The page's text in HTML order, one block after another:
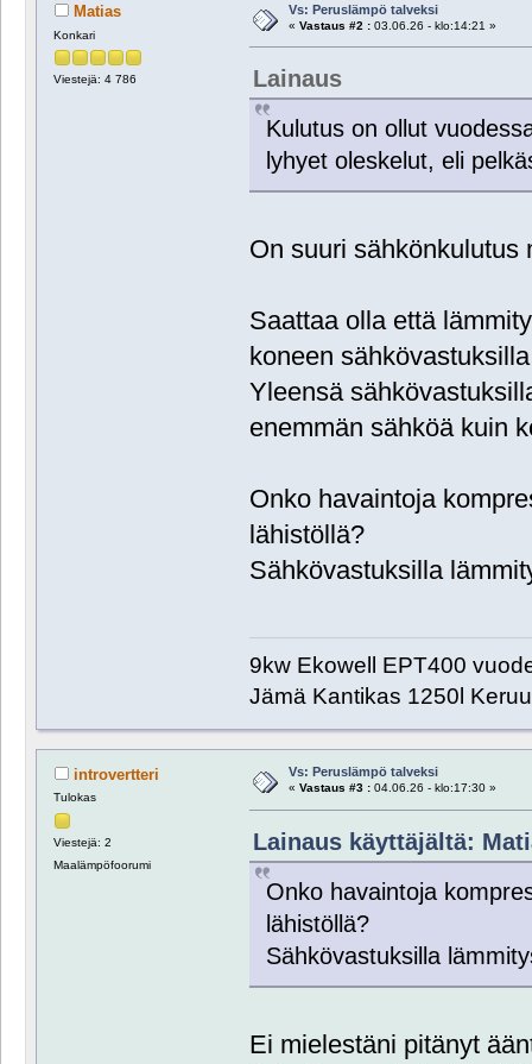
Matias
Konkari
Viestejä: 4 786
Vs: Peruslämpö talveksi
« Vastaus #2 :03.06.26 - klo:14:21 »
Lainaus
Kulutus on ollut
lyhyet oleskelut, eli
On suuri sähkönkulutus
Saattaa olla että
koneen
Yleensä
enemmän sähköä kuin
Onko havaintoja
lähistöllä?
Sähkövastuksilla
9kw Ekowell EPT400
Jämä Kantikas 1250l
introvertteri
Tulokas
Viestejä: 2
Maalämpöfoorumi
Vs: Peruslämpö talveksi
« Vastaus #3 :04.06.26 - klo:17:30 »
Lainaus käyttäjältä:
Onko havaintoja
lähistöllä?
Sähkövastuksilla
Ei mielestäni pitänyt